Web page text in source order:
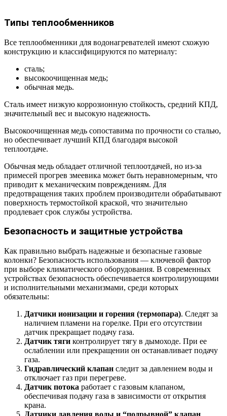
Типы теплообменников
Все теплообменники для водонагревателей имеют схожую
конструкцию и классифицируются по материалу:
сталь;
высокоочищенная медь;
обычная медь.
Сталь имеет низкую коррозионную стойкость, средний КПД,
значительный вес и высокую надежность.
Высокоочищенная медь сопоставима по прочности со сталью,
но обеспечивает лучший КПД благодаря высокой
теплоотдаче.
Обычная медь обладает отличной теплоотдачей, но из-за
примесей прогрев змеевика может быть неравномерным, что
приводит к механическим повреждениям. Для
предотвращения таких проблем производители обрабатывают
поверхность термостойкой краской, что значительно
продлевает срок службы устройства.
Безопасность и защитные устройства
Как правильно выбрать надежные и безопасные газовые
колонки? Безопасность использования — ключевой фактор
при выборе климатического оборудования. В современных
устройствах безопасность обеспечивается контролирующими
и исполнительными механизмами, среди которых
обязательны:
Датчики ионизации и горения (термопара). Следят за
наличием пламени на горелке. При его отсутствии
датчик прекращает подачу газа.
Датчик тяги контролирует тягу в дымоходе. При ее
ослаблении или прекращении он останавливает подачу
газа.
Гидравлический клапан следит за давлением воды и
отключает газ при перегреве.
Датчик потока работает с газовым клапаном,
обеспечивая подачу газа в зависимости от открытия
крана.